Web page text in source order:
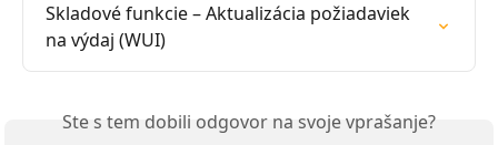
Skladové funkcie – Aktualizácia požiadaviek
na výdaj (WUI)
Ste s tem dobili odgovor na svoje vprašanje?